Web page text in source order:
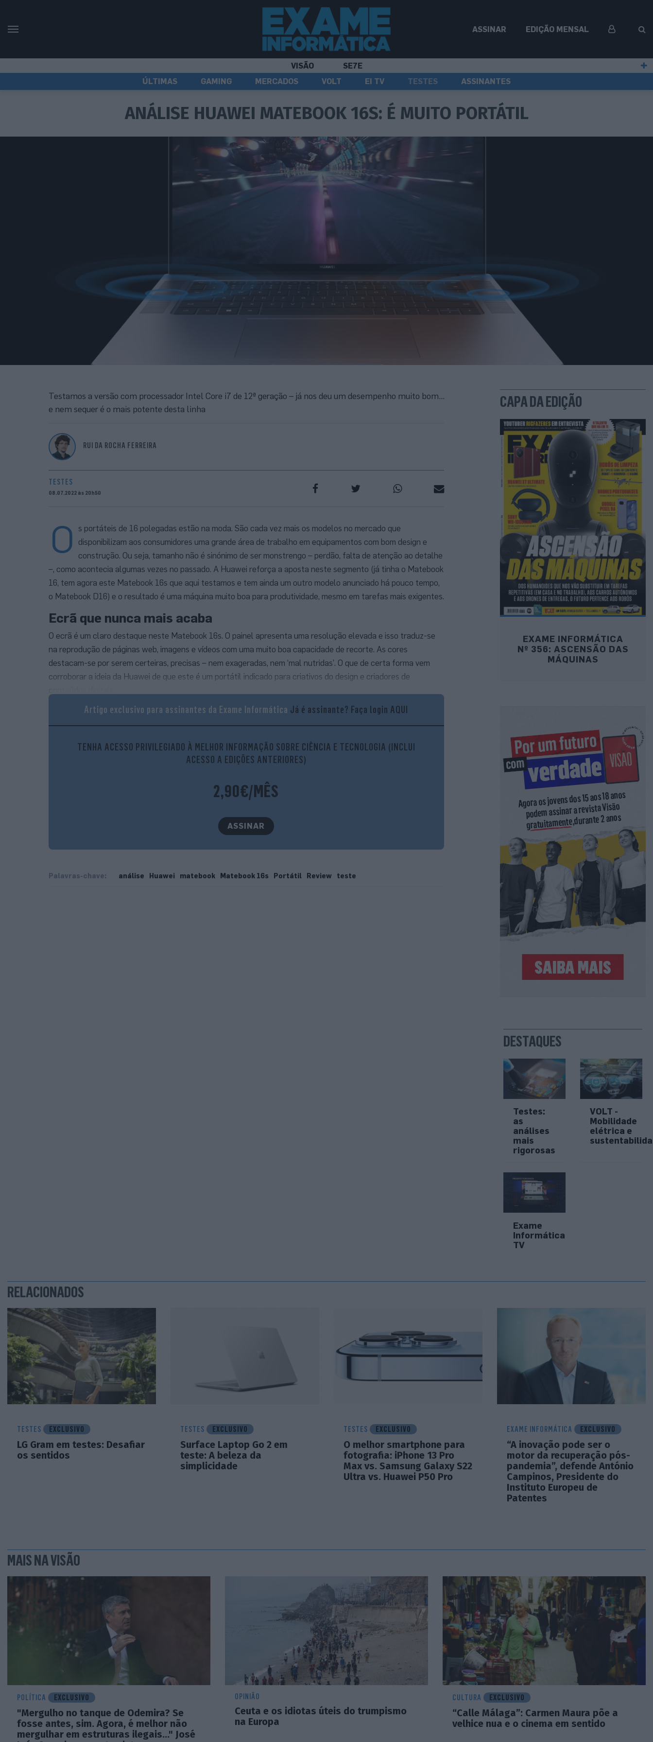
ASSINAR EDIÇÃO MENSAL
VISÃO
SE7E
ÚLTIMAS
GAMING MERCADOS VOLT EI TV TESTES ASSINANTES
ANÁLISE HUAWEI MATEBOOK 16S: É MUITO PORTÁTIL
Testamos a versão com processador Intel Core i7 de 12ª geração – já nos deu um desempenho muito bom...
e nem sequer é o mais potente desta linha
RUI DA ROCHA FERREIRA
TESTES
08.07.2022 às 20h50
O
s portáteis de 16 polegadas estão na moda. São cada vez mais os modelos no mercado que
disponibilizam aos consumidores uma grande área de trabalho em equipamentos com bom design e
construção. Ou seja, tamanho não é sinónimo de ser monstrengo – perdão, falta de atenção ao detalhe
–, como acontecia algumas vezes no passado. A Huawei reforça a aposta neste segmento (já tinha o Matebook
16, tem agora este Matebook 16s que aqui testamos e tem ainda um outro modelo anunciado há pouco tempo,
o Matebook D16) e o resultado é uma máquina muito boa para produtividade, mesmo em tarefas mais exigentes.
Ecrã que nunca mais acaba
O ecrã é um claro destaque neste Matebook 16s. O painel apresenta uma resolução elevada e isso traduz-se
na reprodução de páginas web, imagens e vídeos com uma muito boa capacidade de recorte. As cores
destacam-se por serem certeiras, precisas – nem exageradas, nem ‘mal nutridas’. O que de certa forma vem
corroborar a ideia da Huawei de que este é um portátil indicado para criativos do design e criadores de
Artigo exclusivo para assinantes da Exame Informática Já é assinante? Faça login AQUI
TENHA ACESSO PRIVILEGIADO À MELHOR INFORMAÇÃO SOBRE CIÊNCIA E TECNOLOGIA (INCLUI
ACESSO A EDIÇÕES ANTERIORES)
2,90€/MÊS
ASSINAR
Palavras-chave: análise Huawei matebook Matebook 16s Portátil Review teste
CAPA DA EDIÇÃO
EXAME INFORMÁTICA
Nº 356: ASCENSÃO DAS
MÁQUINAS
DESTAQUES
Testes:
as
análises
mais
rigorosas
VOLT -
Mobilidade
elétrica e
Exame
Informática
TV
RELACIONADOS
TESTES EXCLUSIVO
LG Gram em testes: Desafiar
os sentidos
TESTES EXCLUSIVO
Surface Laptop Go 2 em
teste: A beleza da
simplicidade
TESTES EXCLUSIVO
O melhor smartphone para
fotografia: iPhone 13 Pro
Max vs. Samsung Galaxy S22
Ultra vs. Huawei P50 Pro
EXAME INFORMÁTICA EXCLUSIVO
“A inovação pode ser o
motor da recuperação pós-
pandemia”, defende António
Campinos, Presidente do
Instituto Europeu de
Patentes
MAIS NA VISÃO
POLÍTICA EXCLUSIVO
"Mergulho no tanque de Odemira? Se
fosse antes, sim. Agora, é melhor não
mergulhar em estruturas ilegais..." José
OPINIÃO
Ceuta e os idiotas úteis do trumpismo
na Europa
CULTURA EXCLUSIVO
“Calle Málaga”: Carmen Maura põe a
velhice nua e o cinema em sentido